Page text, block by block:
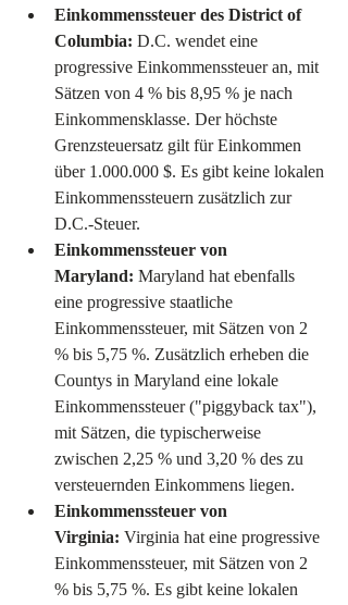
Einkommenssteuer des District of
Columbia: D.C. wendet eine
progressive Einkommenssteuer an, mit
Sätzen von 4 % bis 8,95 % je nach
Einkommensklasse. Der höchste
Grenzsteuersatz gilt für Einkommen
über 1.000.000 $. Es gibt keine lokalen
Einkommenssteuern zusätzlich zur
D.C.-Steuer.
Einkommenssteuer von
Maryland: Maryland hat ebenfalls
eine progressive staatliche
Einkommenssteuer, mit Sätzen von 2
% bis 5,75 %. Zusätzlich erheben die
Countys in Maryland eine lokale
Einkommenssteuer ("piggyback tax"),
mit Sätzen, die typischerweise
zwischen 2,25 % und 3,20 % des zu
versteuernden Einkommens liegen.
Einkommenssteuer von
Virginia: Virginia hat eine progressive
Einkommenssteuer, mit Sätzen von 2
% bis 5,75 %. Es gibt keine lokalen